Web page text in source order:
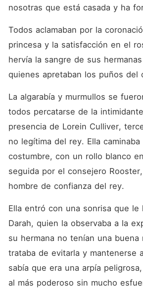
nosotras que está casada y ha
Todos aclamaban por la
princesa y la satisfacción en el
hervía la sangre de sus
quienes apretaban los puños del
La algarabía y murmullos se
todos percatarse de la
presencia de Lorein Culliver,
no legítima del rey. Ella
costumbre, con un rollo blanco
seguida por el consejero
hombre de confianza del rey.
Ella entró con una sonrisa que le
Darah, quien la observaba a la
su hermana no tenían una buena
trataba de evitarla y mantenerse
sabía que era una arpía
al más poderoso sin mucho